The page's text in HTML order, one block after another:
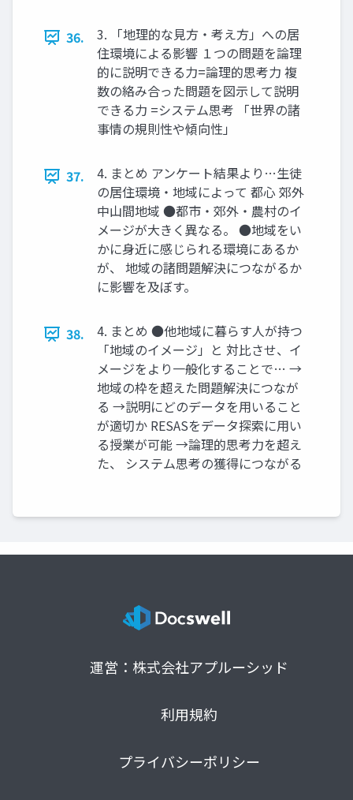
36.
3. 「地理的な見方・考え方」への居
住環境による影響 １つの問題を論理
的に説明できる力=論理的思考力 複
数の絡み合った問題を図示して説明
できる力 =システム思考 「世界の諸
事情の規則性や傾向性」
37.
4. まとめ アンケート結果より…生徒
の居住環境・地域によって 都心 郊外
中山間地域 ●都市・郊外・農村のイ
メージが大きく異なる。 ●地域をい
かに身近に感じられる環境にあるか
が、 地域の諸問題解決につながるか
に影響を及ぼす。
38.
4. まとめ ●他地域に暮らす人が持つ
「地域のイメージ」と 対比させ、イ
メージをより一般化することで… →
地域の枠を超えた問題解決につなが
る →説明にどのデータを用いること
が適切か RESASをデータ探索に用い
る授業が可能 →論理的思考力を超え
た、 システム思考の獲得につながる
運営：株式会社アプルーシッド
利用規約
プライバシーポリシー